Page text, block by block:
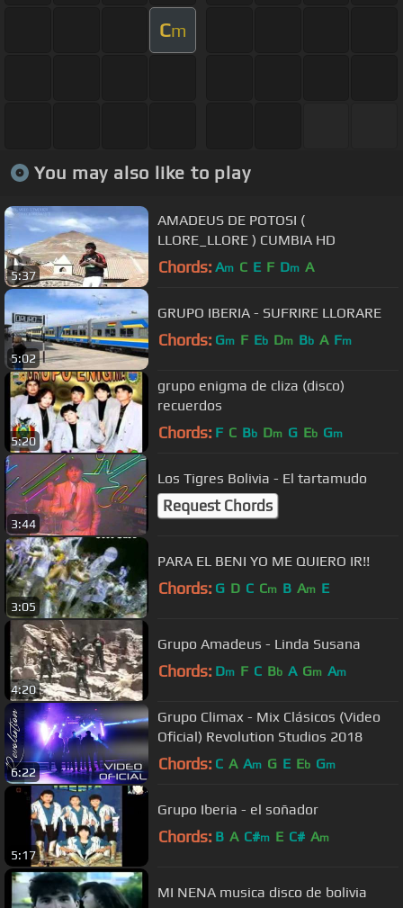
Cm
You may also like to play
5:37
AMADEUS DE POTOSI (
LLORE_LLORE ) CUMBIA HD
Chords: Am C E F Dm A
5:02
GRUPO IBERIA - SUFRIRE LLORARE
Chords: Gm F Eb Dm Bb A Fm
5:20
grupo enigma de cliza (disco)
recuerdos
Chords: F C Bb Dm G Eb Gm
3:44
Los Tigres Bolivia - El tartamudo
Request Chords
3:05
PARA EL BENI YO ME QUIERO IR!!
Chords: G D C Cm B Am E
4:20
Grupo Amadeus - Linda Susana
Chords: Dm F C Bb A Gm Am
6:22
Grupo Climax - Mix Clásicos (Video
Oficial) Revolution Studios 2018
Chords: C A Am G E Eb Gm
5:17
Grupo Iberia - el soñador
Chords: B A C#m E C# Am
MI NENA musica disco de bolivia